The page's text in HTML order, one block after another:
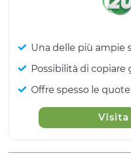
Una delle più ampie
Possibilità di
Offre spesso le
Visita